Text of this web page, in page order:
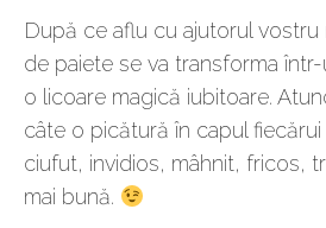
După ce aflu cu ajutorul vostru
de paiete se va transforma
o licoare magică iubitoare.
câte o picătură în capul
ciufut, invidios, mâhnit, fricos,
mai bună.